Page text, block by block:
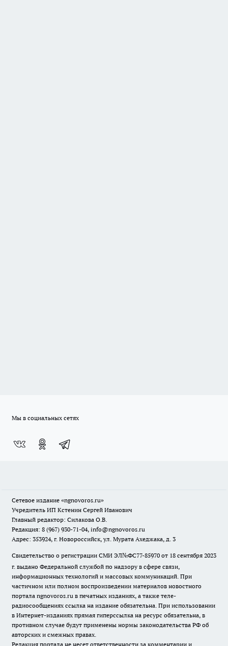
Мы в социальных сетях
Сетевое издание «ngnovoros.ru»
Учредитель ИП Кстенин Сергей Иванович
Главный редактор: Силакова О.В.
Редакция: 8 (967) 930-71-04, info@ngnovoros.ru
Адрес: 353924, г. Новороссийск, ул. Мурата Ахеджака, д. 3
Свидетельство о регистрации СМИ ЭЛ№ФС77-85970 от 18 сентября 2023
г. выдано Федеральной службой по надзору в сфере связи,
информационных технологий и массовых коммуникаций. При
частичном или полном воспроизведении материалов новостного
портала ngnovoros.ru в печатных изданиях, а также теле-
радиосообщениях ссылка на издание обязательна. При использовании
в Интернет-изданиях прямая гиперссылка на ресурс обязательна, в
противном случае будут применены нормы законодательства РФ об
авторских и смежных правах.
Редакция портала не несет ответственности за комментарии и